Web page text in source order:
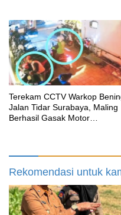
Terekam CCTV Warkop
Jalan Tidar Surabaya, Maling
Berhasil Gasak Motor
Rekomendasi untuk